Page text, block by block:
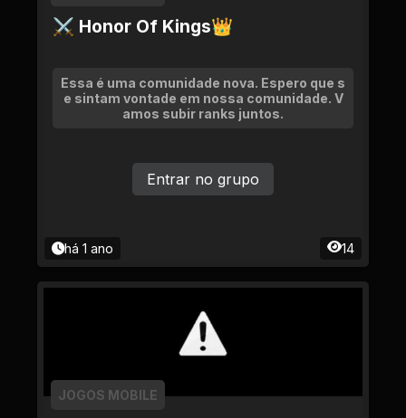
⚔ Honor Of Kings👑
Essa é uma comunidade nova. Espero que s
e sintam vontade em nossa comunidade. V
amos subir ranks juntos.
há 1 ano 14
Entrar no grupo
JOGOS MOBILE